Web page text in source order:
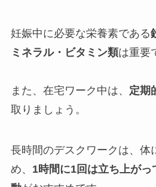
妊娠中に必要な栄養素である
ミネラル・ビタミン類は重要
また、在宅ワーク中は、 定期
取りましょう。
長時間のデスクワークは、体
め、 1時間に1回は立ち上がっ